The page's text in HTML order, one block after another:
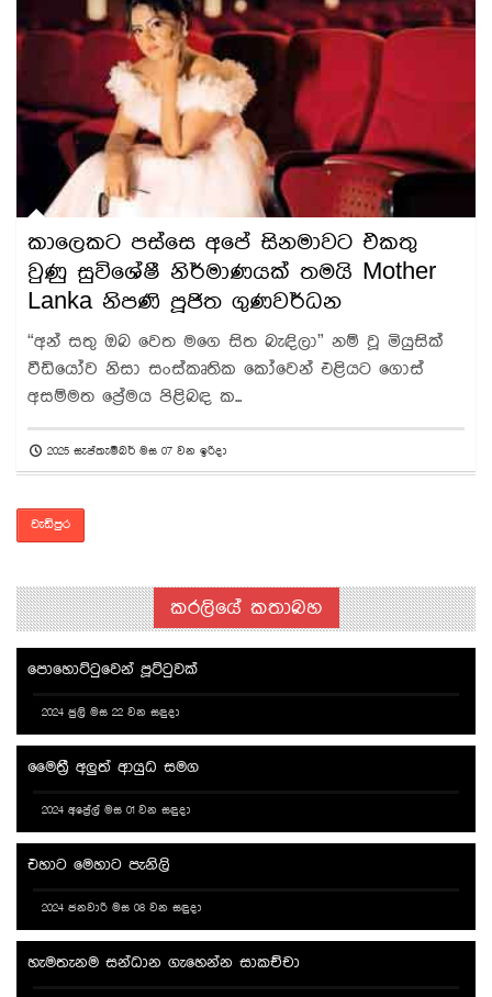
කාලෙකට පස්සෙ අපේ සිනමාවට එකතු
වුණු සුවිශේෂී නිර්මාණයක් තමයි Mother
Lanka නිපණි පූජිත ගුණවර්ධන
“අන් සතු ඔබ වෙත මගෙ සිත බැඳිලා” නම් වූ මියුසික්
වීඩියෝව නිසා සංස්කෘතික කෝවෙන් එළියට ගොස්
අසම්මත ප්‍රේමය පිළිබඳ ක...
2025 සැප්තැම්බර් මස 07 වන ඉරිදා
වැඩිපුර
කරලියේ කතාබහ
පොහොට්ටුවෙන් පූට්ටුවක්
2024 ජුලි මස 22 වන සඳුදා
මෛත්‍රී අලුත් ආයුධ සමග
2024 අප්‍රේල් මස 01 වන සඳුදා
එහාට මෙහාට පැනිලි
2024 ජනවාරි මස 08 වන සඳුදා
හැමතැනම සන්ධාන ගැහෙන්න සාකච්චා